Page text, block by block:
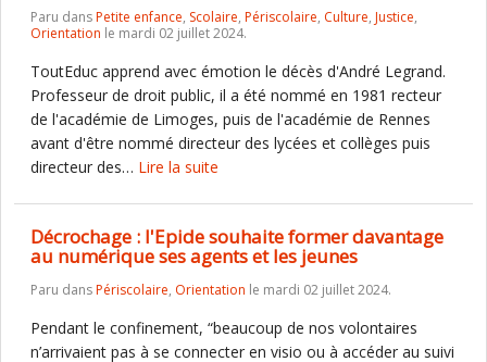
Paru dansPetite enfance, Scolaire, Périscolaire, Culture, Justice,
Orientation le mardi 02 juillet 2024.
ToutEduc apprend avec émotion le décès d'André Legrand.
Professeur de droit public, il a été nommé en 1981 recteur
de l'académie de Limoges, puis de l'académie de Rennes
avant d'être nommé directeur des lycées et collèges puis
directeur des… Lire la suite
Décrochage : l'Epide souhaite former davantage
au numérique ses agents et les jeunes
Paru dansPériscolaire, Orientation le mardi 02 juillet 2024.
Pendant le confinement, “beaucoup de nos volontaires
n’arrivaient pas à se connecter en visio ou à accéder au suivi